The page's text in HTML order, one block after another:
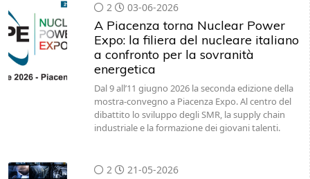
2 03-06-2026
A Piacenza torna Nuclear Power
Expo: la filiera del nucleare italiano
a confronto per la sovranità
energetica
Dal 9 all’11 giugno 2026 la seconda edizione della
mostra-convegno a Piacenza Expo. Al centro del
dibattito lo sviluppo degli SMR, la supply chain
industriale e la formazione dei giovani talenti.
2 21-05-2026